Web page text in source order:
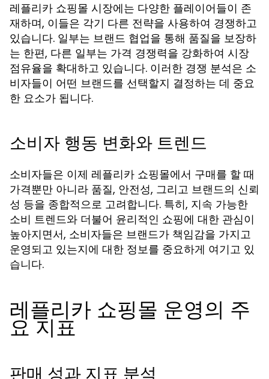
레플리카 쇼핑몰 시장에는 다양한 플레이어들이 존
재하며, 이들은 각기 다른 전략을 사용하여 경쟁하고
있습니다. 일부는 브랜드 협업을 통해 품질을 보장하
는 한편, 다른 일부는 가격 경쟁력을 강화하여 시장
점유율을 확대하고 있습니다. 이러한 경쟁 분석은 소
비자들이 어떤 브랜드를 선택할지 결정하는 데 중요
한 요소가 됩니다.
소비자 행동 변화와 트렌드
소비자들은 이제 레플리카 쇼핑몰에서 구매를 할 때
가격뿐만 아니라 품질, 안전성, 그리고 브랜드의 신뢰
성 등을 종합적으로 고려합니다. 특히, 지속 가능한
소비 트렌드와 더불어 윤리적인 쇼핑에 대한 관심이
높아지면서, 소비자들은 브랜드가 책임감을 가지고
운영되고 있는지에 대한 정보를 중요하게 여기고 있
습니다.
레플리카 쇼핑몰 운영의 주
요 지표
판매 성과 지표 분석